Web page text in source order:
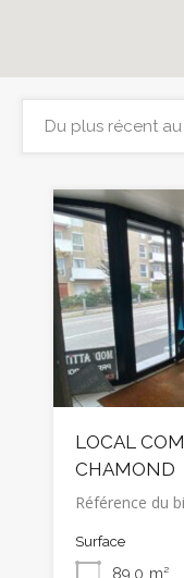
LOCAL
CHAMOND
Référence du
Surface
89.0 m²